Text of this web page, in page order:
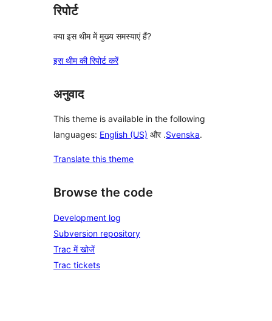
रिपोर्ट
क्या इस थीम में मुख्य समस्याएं हैं?
इस थीम की रिपोर्ट करें
अनुवाद
This theme is available in the following
languages: English (US) और .Svenska.
Translate this theme
Browse the code
Development log
Subversion repository
Trac में खोजें
Trac tickets